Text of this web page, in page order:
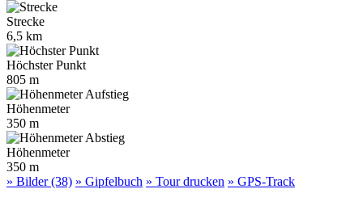
Strecke
6,5 km
Höchster Punkt
805 m
Höhenmeter
350 m
Höhenmeter
350 m
» Bilder (38) » Gipfelbuch » Tour drucken » GPS-Track